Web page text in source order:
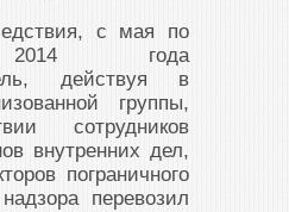
с мая по
года
действуя в
группы,
сотрудников
внутренних дел,
пограничного
перевозил